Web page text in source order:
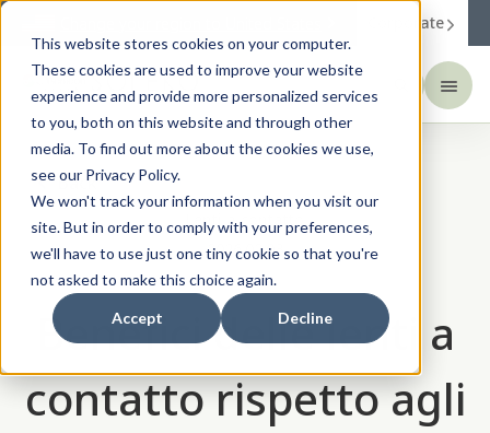
This website stores cookies on your computer.
These cookies are used to improve your website
experience and provide more personalized services
to you, both on this website and through other
media. To find out more about the cookies we use,
see our Privacy Policy.
We won't track your information when you visit our
site. But in order to comply with your preferences,
we'll have to use just one tiny cookie so that you're
not asked to make this choice again.
Accept Decline
Corporate
Back
Lenti a contatto
2026.02.03
Benefici delle lenti a
contatto rispetto agli